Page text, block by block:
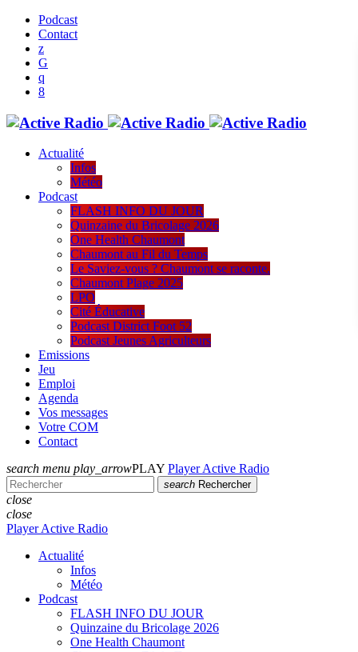
Podcast
Contact
Actualité
Infos
Météo
Podcast
FLASH INFO DU JOUR
Quinzaine du Bricolage 2026
One Health Chaumont
Chaumont au Fil du Temps
Le Saviez-vous ? Chaumont se raconte.
Chaumont Plage 2025
LPO
Cité Éducative
Podcast District Foot 52
Podcast Jeunes Agriculteurs
Emissions
Jeu
Emploi
Agenda
Vos messages
Votre COM
Contact
search menu play_arrowPLAY Player Active Radio
search Rechercher
close
close
Player Active Radio
Actualité
Infos
Météo
Podcast
FLASH INFO DU JOUR
Quinzaine du Bricolage 2026
One Health Chaumont